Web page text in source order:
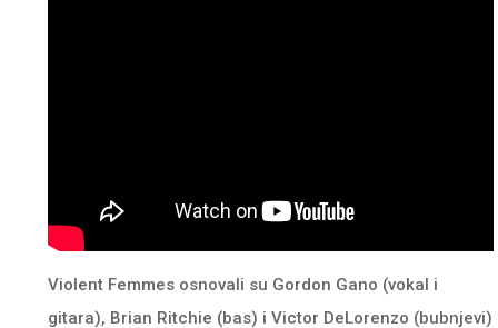
Violent Femmes osnovali su Gordon Gano (vokal i
gitara), Brian Ritchie (bas) i Victor DeLorenzo (bubnjevi)